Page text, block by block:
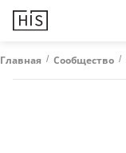
Главная / Сообщество /